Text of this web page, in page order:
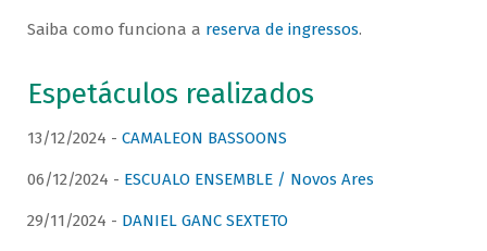
Saiba como funciona a reserva de ingressos.
Espetáculos realizados
13/12/2024 - CAMALEON BASSOONS
06/12/2024 - ESCUALO ENSEMBLE / Novos Ares
29/11/2024 - DANIEL GANC SEXTETO